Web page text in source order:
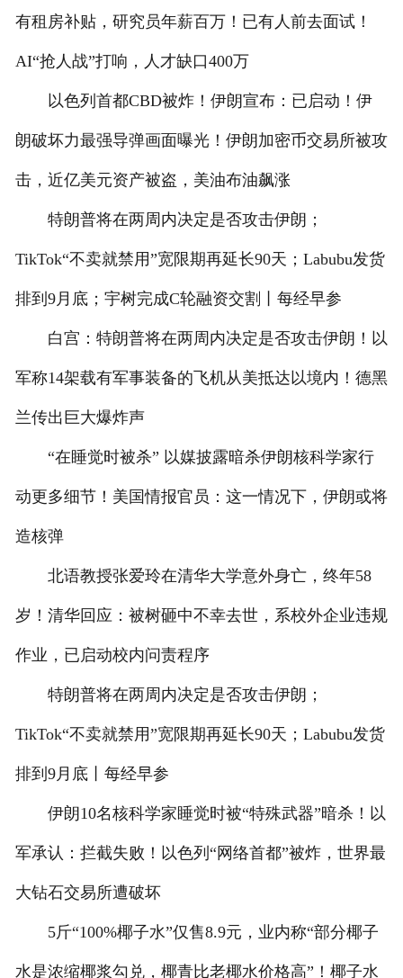
有租房补贴，研究员年薪百万！已有人前去面试！
AI“抢人战”打响，人才缺口400万
以色列首都CBD被炸！伊朗宣布：已启动！伊
朗破坏力最强导弹画面曝光！伊朗加密币交易所被攻
击，近亿美元资产被盗，美油布油飙涨
特朗普将在两周内决定是否攻击伊朗；
TikTok“不卖就禁用”宽限期再延长90天；Labubu发货
排到9月底；宇树完成C轮融资交割丨每经早参
白宫：特朗普将在两周内决定是否攻击伊朗！以
军称14架载有军事装备的飞机从美抵达以境内！德黑
兰传出巨大爆炸声
“在睡觉时被杀” 以媒披露暗杀伊朗核科学家行
动更多细节！美国情报官员：这一情况下，伊朗或将
造核弹
北语教授张爱玲在清华大学意外身亡，终年58
岁！清华回应：被树砸中不幸去世，系校外企业违规
作业，已启动校内问责程序
特朗普将在两周内决定是否攻击伊朗；
TikTok“不卖就禁用”宽限期再延长90天；Labubu发货
排到9月底丨每经早参
伊朗10名核科学家睡觉时被“特殊武器”暗杀！以
军承认：拦截失败！以色列“网络首都”被炸，世界最
大钻石交易所遭破坏
5斤“100%椰子水”仅售8.9元，业内称“部分椰子
水是浓缩椰浆勾兑，椰青比老椰水价格高”！椰子水